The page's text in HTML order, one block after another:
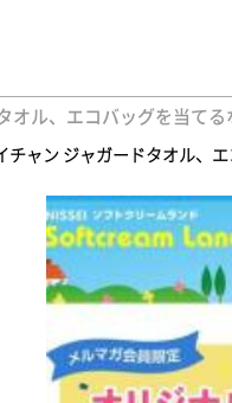
オル、エコバッグを当て
チャン ジャガードタオル、